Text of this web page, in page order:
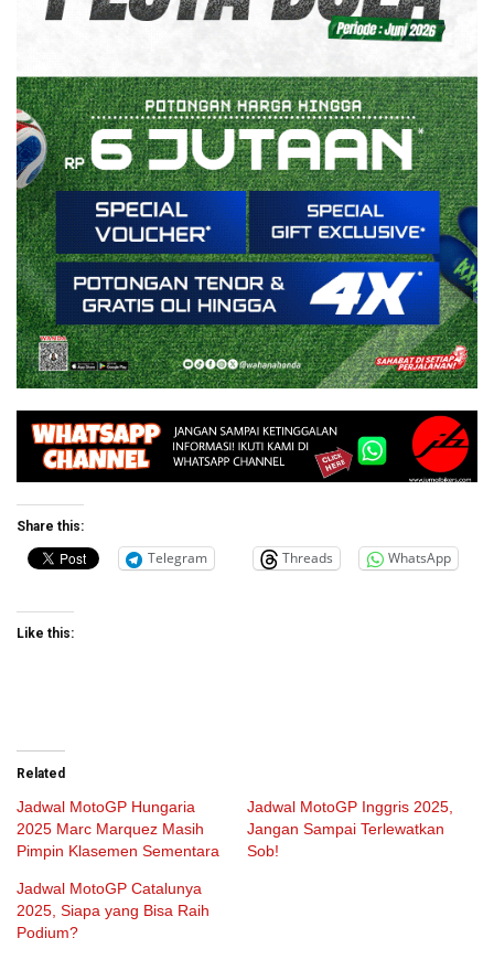
Share this:
Telegram Threads WhatsApp
Like this:
Related
Jadwal MotoGP Hungaria
2025 Marc Marquez Masih
Pimpin Klasemen Sementara
Jadwal MotoGP Inggris 2025,
Jangan Sampai Terlewatkan
Sob!
Jadwal MotoGP Catalunya
2025, Siapa yang Bisa Raih
Podium?